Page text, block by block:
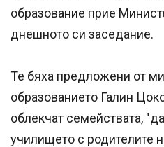
образование прие
днешното си заседание.
Те бяха предложени от
образованието Галин
облекчат семействата,
училището с родителите